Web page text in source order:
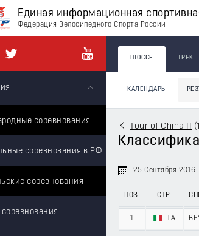
Единая информационная
Федерация Велосипедного Спорта России
соревнования
соревнования в РФ
соревнования
ШОССЕ ТРЕК
КАЛЕНДАРЬ
Tour of China II (
25 Сентября 2016
ПОЗ. СТР.
1 ITA